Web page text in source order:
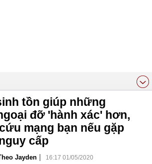
tồn giúp những
đỡ 'hành xác' hơn,
mạng bạn nếu gặp
cấp
Jayden | 16:17 01/05/2020